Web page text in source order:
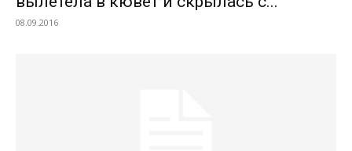
08.09.2016